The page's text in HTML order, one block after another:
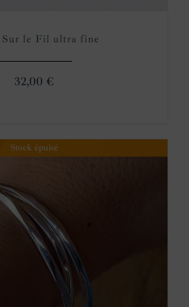
Sur le Fil ultra fine
32,00 €
Stock épuisé